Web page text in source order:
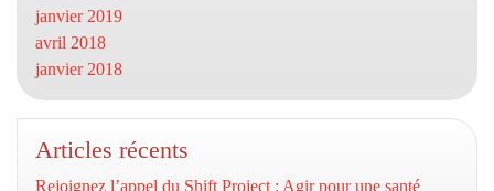
janvier 2019
avril 2018
janvier 2018
Articles récents
Rejoignez l’appel du Shift Project : Agir pour une santé